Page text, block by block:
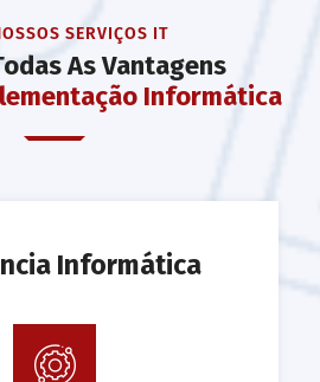
SERVIÇOS IT
As Vantagens
Informática
Informática